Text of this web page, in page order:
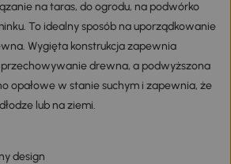
na taras, do ogrodu, na podwórko
To idealny sposób na uporządkowanie
Wygięta konstrukcja zapewnia
drewna, a podwyższona
opałowe w stanie suchym i zapewnia, że
lub na ziemi.
design